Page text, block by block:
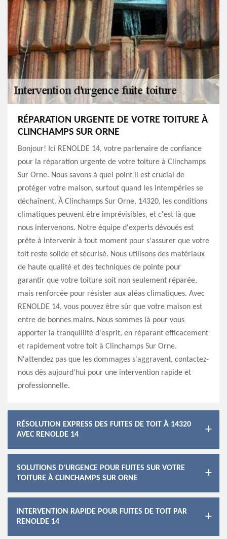
RÉPARATION URGENTE DE VOTRE TOITURE À
CLINCHAMPS SUR ORNE
Bonjour! Ici RENOLDE 14, votre partenaire de confiance
pour la réparation urgente de votre toiture à Clinchamps
Sur Orne. Nous savons à quel point il est crucial de
protéger votre maison, surtout quand les intempéries se
déchaînent. À Clinchamps Sur Orne, 14320, les conditions
climatiques peuvent être imprévisibles, et c'est là que
nous intervenons. Notre équipe d'experts dévoués est
prête à intervenir à tout moment pour s'assurer que votre
toit reste solide et sécurisé. Nous utilisons des matériaux
de haute qualité et des techniques de pointe pour
garantir que votre toiture soit non seulement réparée,
mais renforcée pour résister aux aléas climatiques. Avec
RENOLDE 14, vous pouvez être sûr que votre maison est
entre de bonnes mains. Nous sommes là pour vous
apporter la tranquillité d'esprit, en réparant efficacement
et rapidement votre toit à Clinchamps Sur Orne.
N'attendez pas que les dommages s'aggravent, contactez-
nous dès aujourd'hui pour une intervention rapide et
professionnelle.
RÉSOLUTION EXPRESS DES FUITES DE TOIT À 14320
AVEC RENOLDE 14
SOLUTIONS D'URGENCE POUR FUITES SUR VOTRE
TOITURE À CLINCHAMPS SUR ORNE
INTERVENTION RAPIDE POUR FUITES DE TOIT PAR
RENOLDE 14